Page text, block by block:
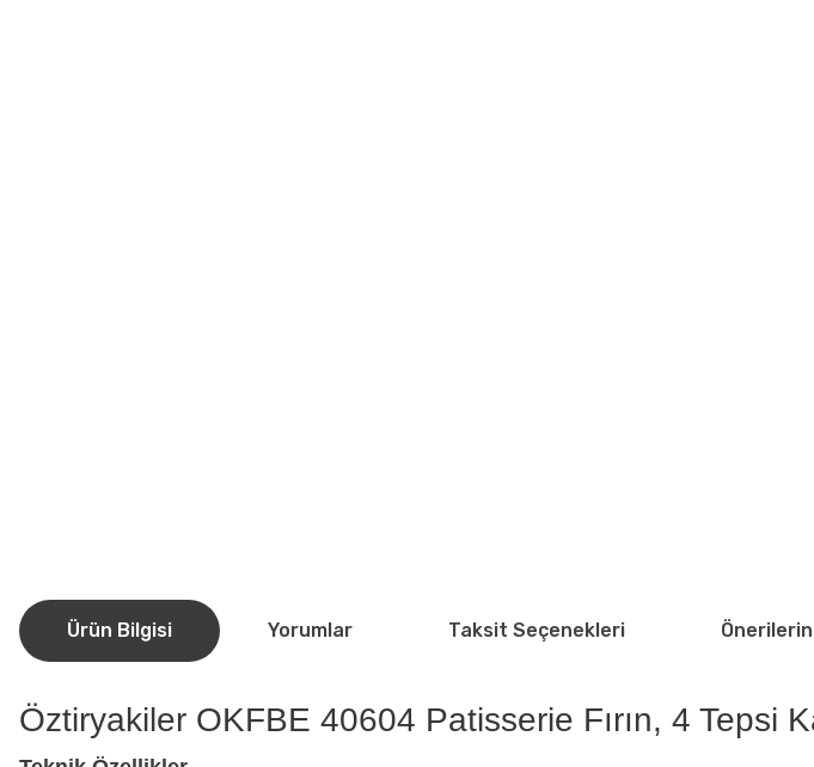
Ürün Bilgisi Yorumlar Taksit Seçenekleri
Öztiryakiler OKFBE 40604 Patisserie Fırın, 4 Tepsi